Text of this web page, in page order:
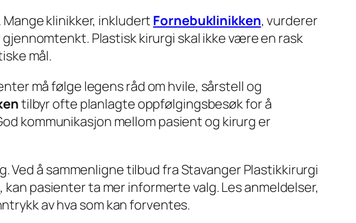
klinikker, inkludert Fornebuklinikken, vurderer
Plastisk kirurgi skal ikke være en rask
mål.
må følge legens råd om hvile, sårstell og
tilbyr ofte planlagte oppfølgingsbesøk for å
kommunikasjon mellom pasient og kirurg er
å sammenligne tilbud fra Stavanger Plastikkirurgi
, kan pasienter ta mer informerte valg. Les anmeldelser,
av hva som kan forventes.